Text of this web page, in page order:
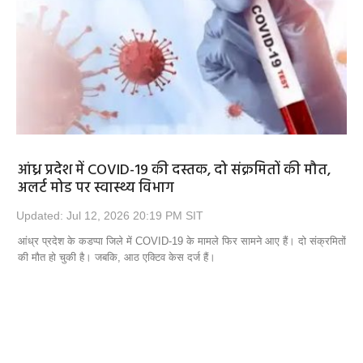
Opinion
Health & Lifestyle
Photo Gallery
आंध्र प्रदेश में COVID-19 की दस्तक, दो संक्रमितों की मौत,
अलर्ट मोड पर स्वास्थ्य विभाग
Updated: Jul 12, 2026 20:19 PM SIT
आंध्र प्रदेश के कडप्पा जिले में COVID-19 के मामले फिर सामने आए हैं। दो संक्रमितों
की मौत हो चुकी है। जबकि, आठ एक्टिव केस दर्ज हैं।